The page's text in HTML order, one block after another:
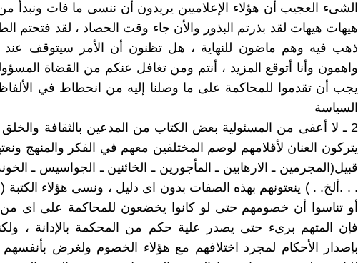
الشىء العجيب أن هؤلاء الإعلاميين يريدون أن ننسى ما فات ونبدأ
هيهات هيهات لقد بذرتم البذور والأن جاء وقت الحصاد ، لقد فتحتم
ذهب فيه وهم ماضون للنهاية ، هل تظنون أن الأمر سيتوقف عند
واهمون وأنا أتوقع المزيد ، أنتم ومن تغافل عنكم من القضاة
يجب أن تقدموا للمحاكمة على ما وصلنا إليه من انحطاط في
السياسة
2 ـ لا أعفى من المسئولية بعض الكتاب من المدعين بالثقافة
يتركون العنان لأقلامهم لوصم المختلفين معهم في الفكر والمنهج
قبيل(المجرمين ـ الارهابين ـ المأجورين ـ الخائنين ـ الجواسيس ـ
. . .ألخ. . ) ينعتونهم بهذه الصفات بدون اى دليل ، ونسى هؤلاء الكتبة
أو تناسوا أن خصومهم حتى لو كانوا يخضعون للمحاكمة على اى
فإن المتهم برىء حتى يصدر علية حكم من المحكمة بالإدانة ،
بإصدار الأحكام لمجرد اختلافهم مع هؤلاء الخصوم ولغرض بأنفسهم